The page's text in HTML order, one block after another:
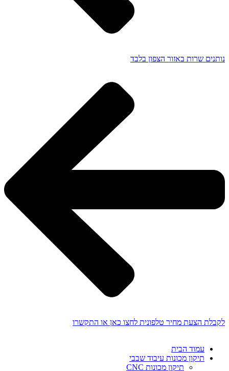
נותנים שרות באזור הצפון בלבד
לקבלת הצעת מחיר טלפונית לחצו כאן או התקשרו
עמוד הבית
תיקון מכונות עיבוד שבבי
תיקון מכונות CNC